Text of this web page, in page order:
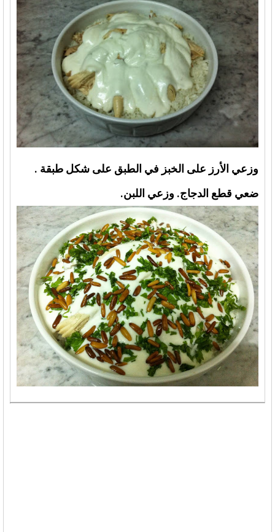
وزعي الأرز على الخبز في الطبق على شكل طبقة .
ضعي قطع الدجاج. وزعي اللبن.